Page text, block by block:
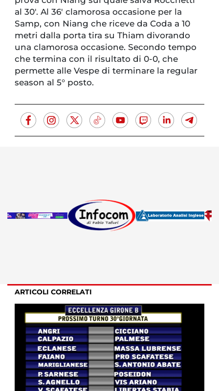
al 30′. Al 36′ clamorosa occasione per la
Samp, con Niang che riceve da Coda a 10
metri dalla porta tira su Thiam divorando
una clamorosa occasione. Secondo tempo
che termina con il risultato di 0-0, che
permette alle Vespe di terminare la regular
season al 5° posto.
ARTICOLI CORRELATI